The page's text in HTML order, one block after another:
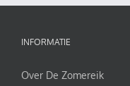
INFORMATIE
Over De Zomereik